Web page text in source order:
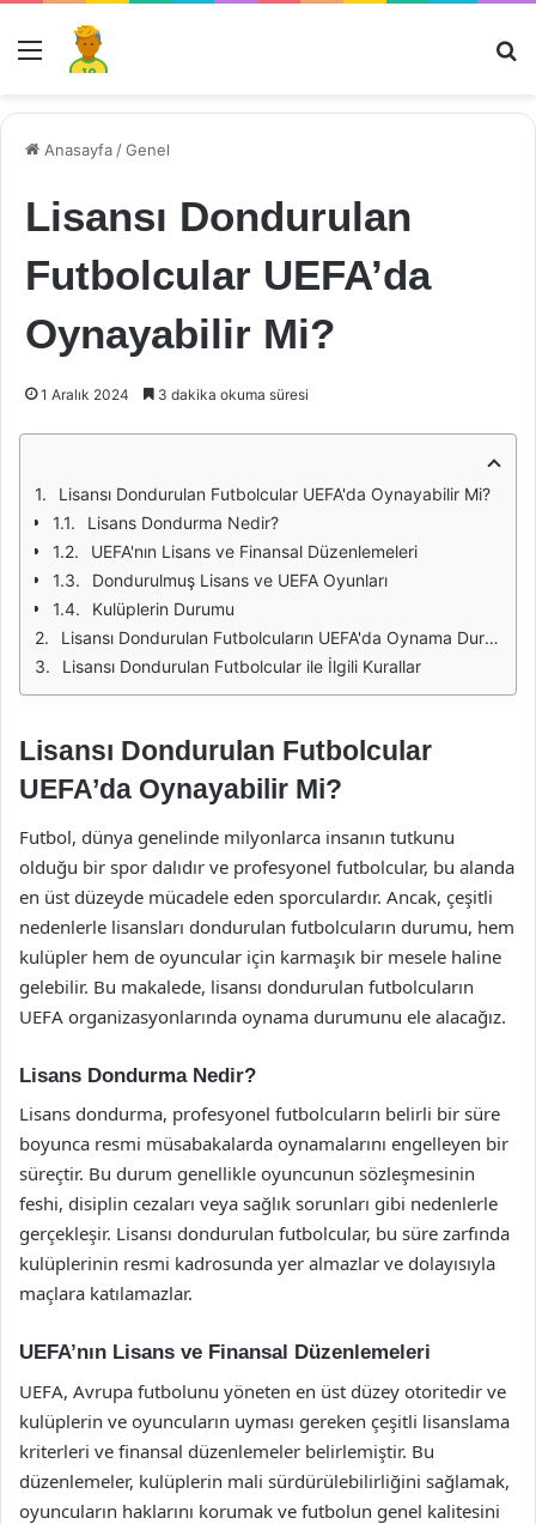
Menü
Anasayfa /Genel
Lisansı Dondurulan
Futbolcular UEFA’da
Oynayabilir Mi?
1 Aralık 2024 3 dakika okuma süresi
Lisansı Dondurulan Futbolcular UEFA'da Oynayabilir Mi?
Lisans Dondurma Nedir?
UEFA'nın Lisans ve Finansal Düzenlemeleri
Dondurulmuş Lisans ve UEFA Oyunları
Kulüplerin Durumu
Lisansı Dondurulan Futbolcuların UEFA'da Oynama Durumu
Lisansı Dondurulan Futbolcular ile İlgili Kurallar
Lisansı Dondurulan Futbolcular
UEFA’da Oynayabilir Mi?
Futbol, dünya genelinde milyonlarca insanın tutkunu
olduğu bir spor dalıdır ve profesyonel futbolcular, bu alanda
en üst düzeyde mücadele eden sporculardır. Ancak, çeşitli
nedenlerle lisansları dondurulan futbolcuların durumu, hem
kulüpler hem de oyuncular için karmaşık bir mesele haline
gelebilir. Bu makalede, lisansı dondurulan futbolcuların
UEFA organizasyonlarında oynama durumunu ele alacağız.
Lisans Dondurma Nedir?
Lisans dondurma, profesyonel futbolcuların belirli bir süre
boyunca resmi müsabakalarda oynamalarını engelleyen bir
süreçtir. Bu durum genellikle oyuncunun sözleşmesinin
feshi, disiplin cezaları veya sağlık sorunları gibi nedenlerle
gerçekleşir. Lisansı dondurulan futbolcular, bu süre zarfında
kulüplerinin resmi kadrosunda yer almazlar ve dolayısıyla
maçlara katılamazlar.
UEFA’nın Lisans ve Finansal Düzenlemeleri
UEFA, Avrupa futbolunu yöneten en üst düzey otoritedir ve
kulüplerin ve oyuncuların uyması gereken çeşitli lisanslama
kriterleri ve finansal düzenlemeler belirlemiştir. Bu
düzenlemeler, kulüplerin mali sürdürülebilirliğini sağlamak,
oyuncuların haklarını korumak ve futbolun genel kalitesini